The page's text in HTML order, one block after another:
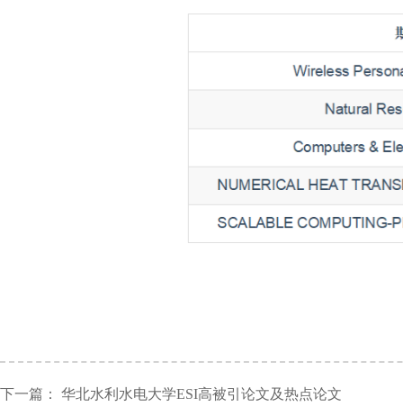
下一篇： 华北水利水电大学ESI高被引论文及热点论文